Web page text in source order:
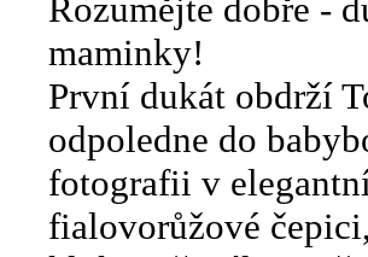
Rozumějte dobře -
maminky!
První dukát obdrží
odpoledne do
fotografii v
fialovorůžové